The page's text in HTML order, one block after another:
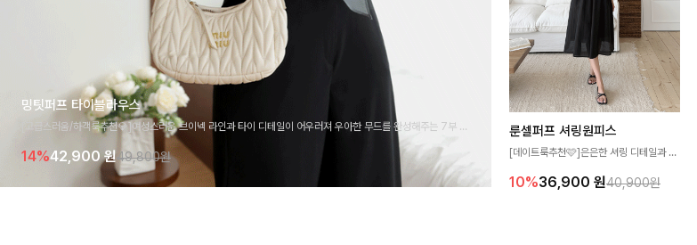
밍팃퍼프 타이블라우스
[고급스러움/하객룩추천💎]여성스러운 브이넥 라인과 타이 디테일이 어우러져 우아한 무드를 완성해주는 7부 블
라우스 🤍 여유로운 7부 소매로 편안하게 착용되며 데일리룩부터 출근룩, 하객룩까지 세련된 스타일링을 연출하
기 좋은 아이템이에요
14%42,900원 49,800원
룬셀퍼프 셔링원피스
[데이트룩추천🩷]은은한 셔링 디테일과 퍼
성해주는 원피스🤍 허리 스모크 밴딩이 슬
10%36,900 원40,900원